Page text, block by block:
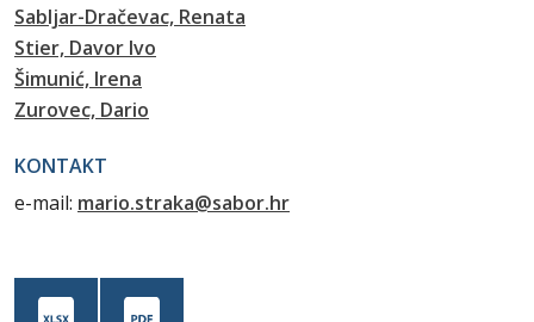
Sabljar-Dračevac, Renata
Stier, Davor Ivo
Šimunić, Irena
Zurovec, Dario
KONTAKT
e-mail: mario.straka@sabor.hr